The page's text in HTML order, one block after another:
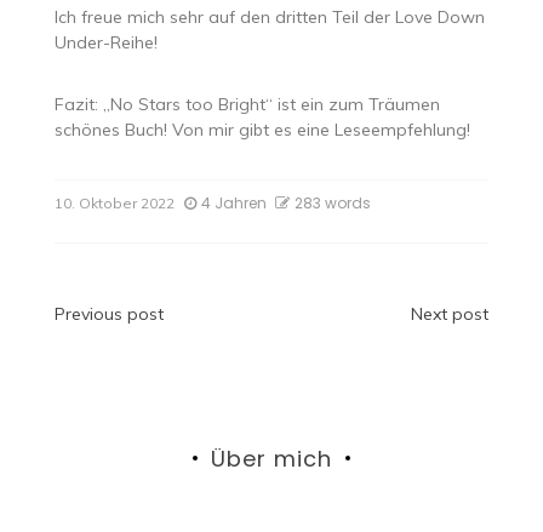
Ich freue mich sehr auf den dritten Teil der Love Down
Under-Reihe!
Fazit: „No Stars too Bright“ ist ein zum Träumen
schönes Buch! Von mir gibt es eine Leseempfehlung!
10. Oktober 2022 4 Jahren 283 words
Beitragsnavigation
Previous post Next post
Über mich